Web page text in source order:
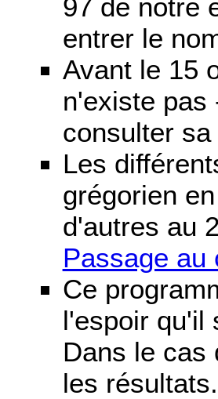
97 de notre
entrer le
Avant le 15
n'existe pas
consulter
Les
grégorien
d'autres au
Passage au
Ce
l'espoir qu'il
Dans le cas
les résultats.